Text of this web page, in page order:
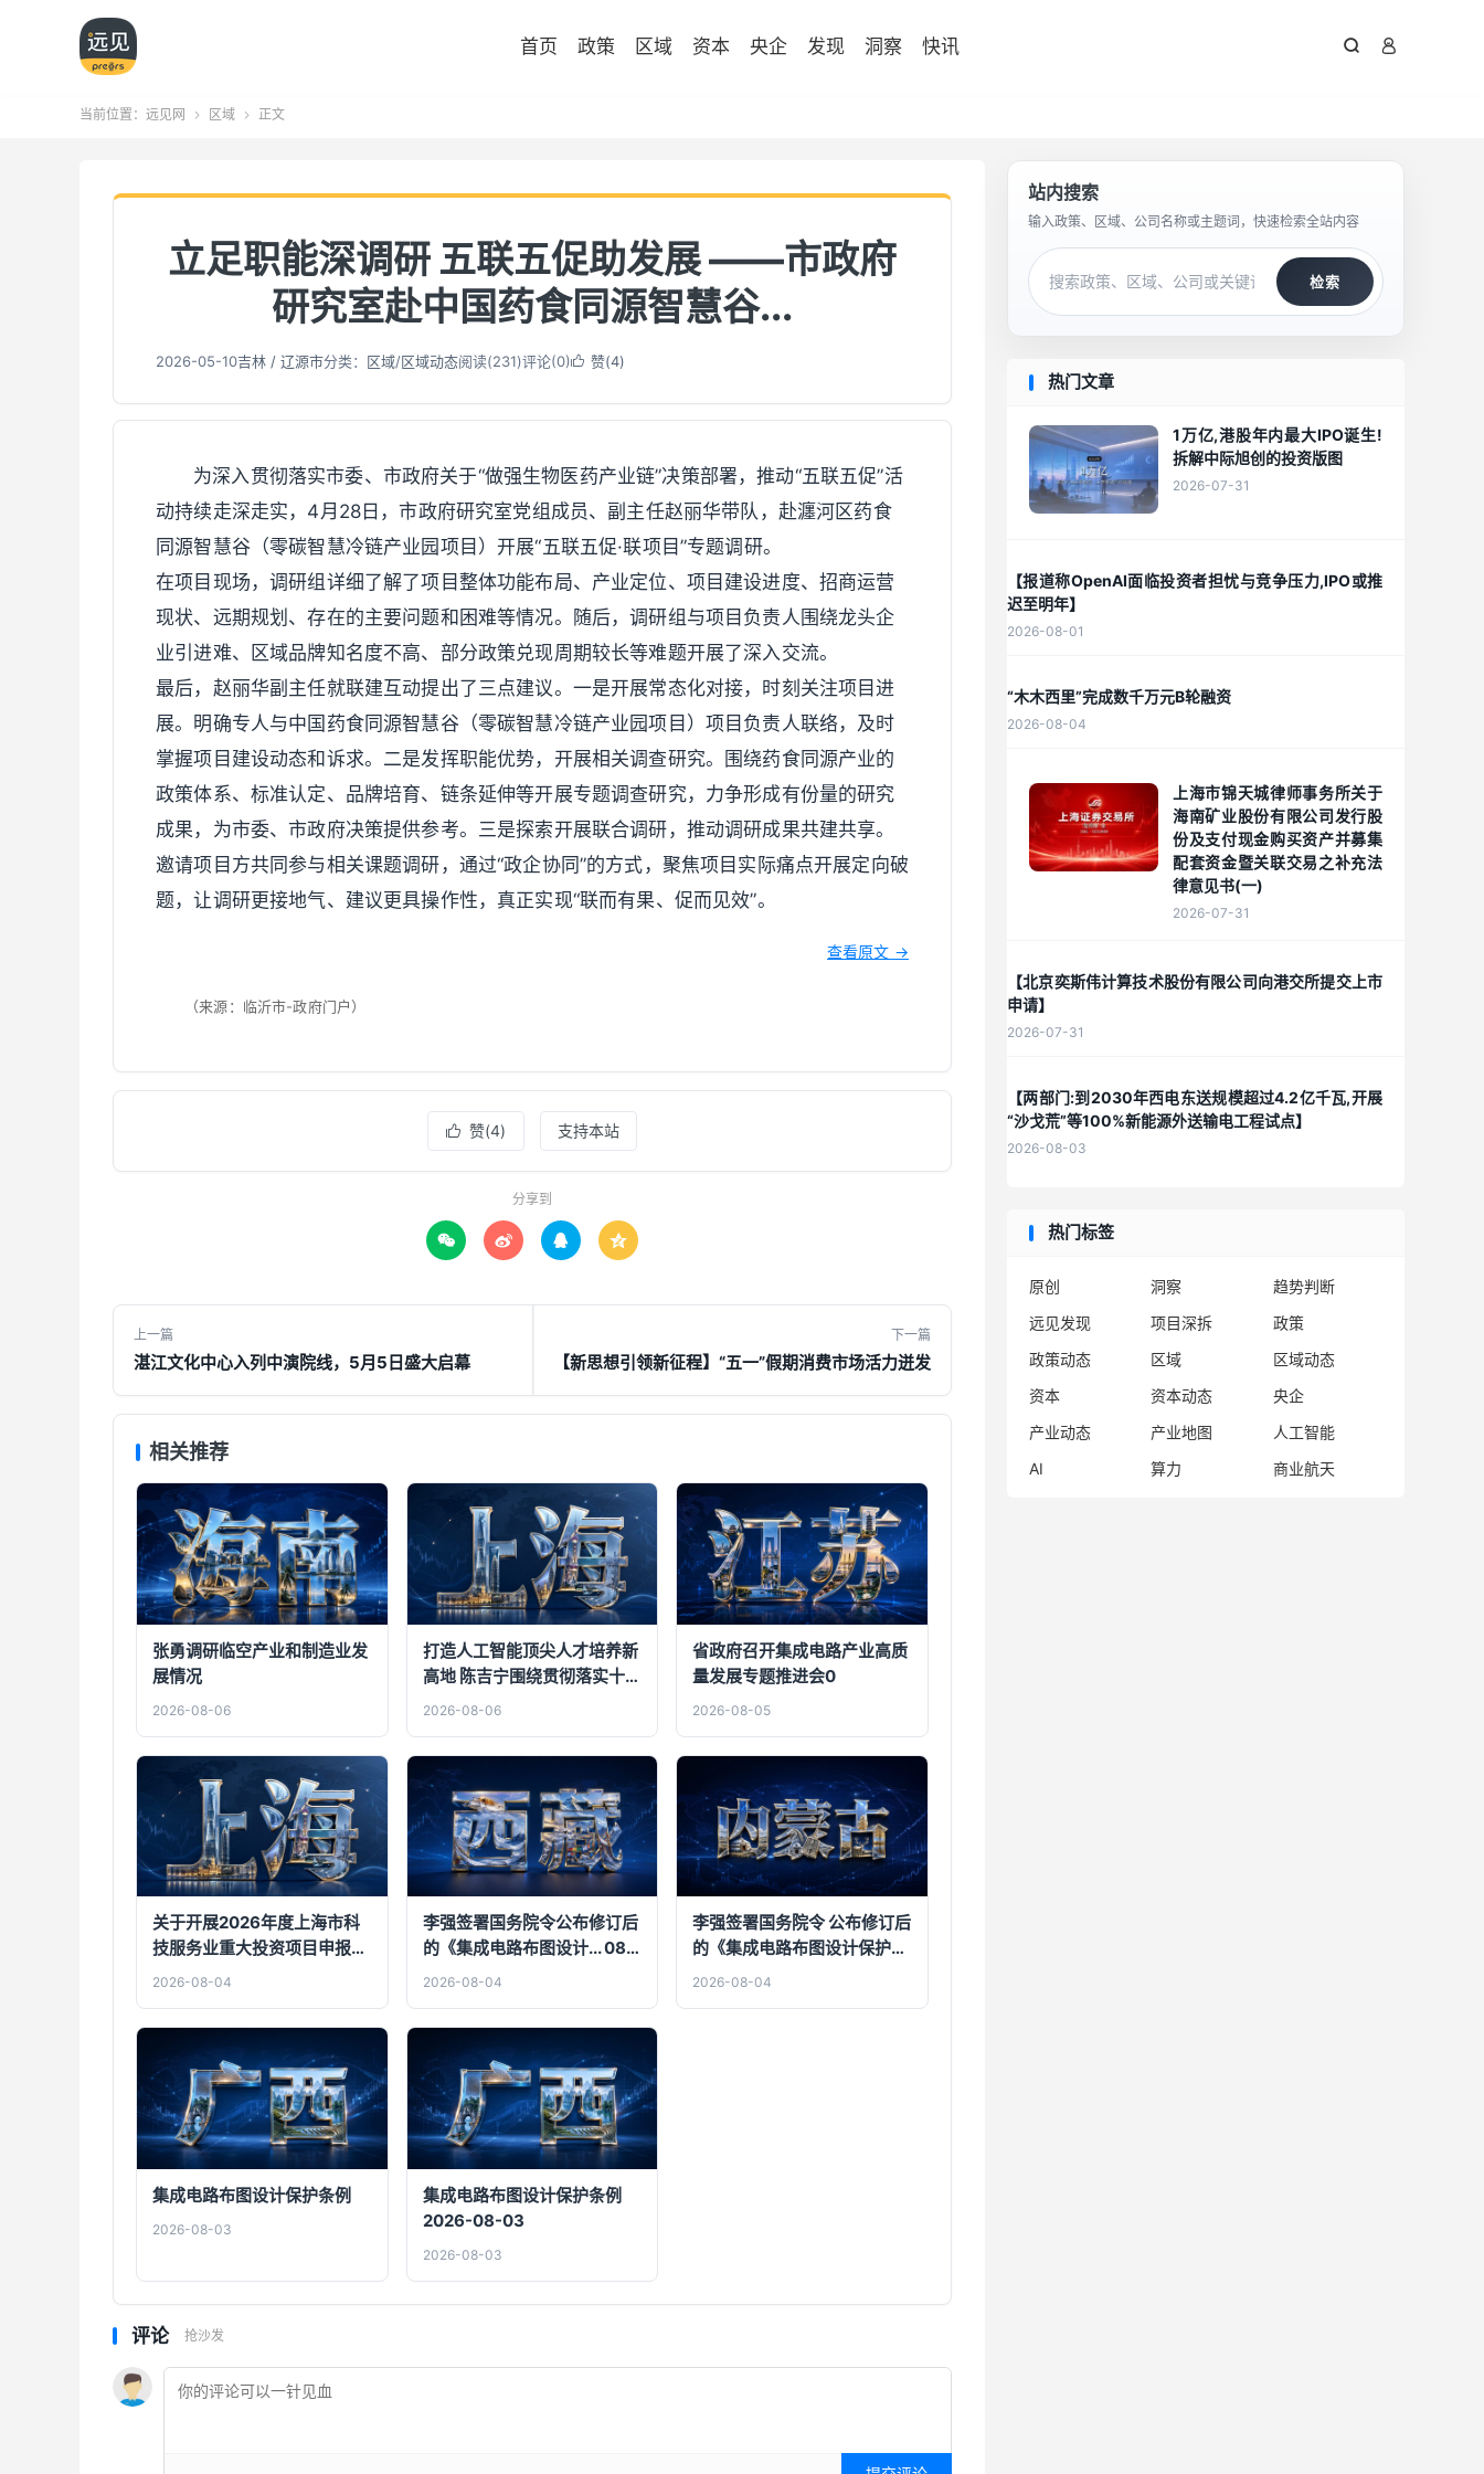
首页 政策 区域 资本 央企 发现 洞察 快讯  
当前位置： 远见网  区域  正文
立足职能深调研 五联五促助发展 ——市政府
研究室赴中国药食同源智慧谷...
2026-05-10吉林 / 辽源市分类： 区域/区域动态阅读(231)评论(0) 赞(4)
为深入贯彻落实市委、市政府关于“做强生物医药产业链”决策部署，推动“五联五促”活
动持续走深走实，4月28日，市政府研究室党组成员、副主任赵丽华带队，赴瀍河区药食
同源智慧谷（零碳智慧冷链产业园项目）开展“五联五促·联项目”专题调研。
在项目现场，调研组详细了解了项目整体功能布局、产业定位、项目建设进度、招商运营
现状、远期规划、存在的主要问题和困难等情况。随后，调研组与项目负责人围绕龙头企
业引进难、区域品牌知名度不高、部分政策兑现周期较长等难题开展了深入交流。
最后，赵丽华副主任就联建互动提出了三点建议。一是开展常态化对接，时刻关注项目进
展。明确专人与中国药食同源智慧谷（零碳智慧冷链产业园项目）项目负责人联络，及时
掌握项目建设动态和诉求。二是发挥职能优势，开展相关调查研究。围绕药食同源产业的
政策体系、标准认定、品牌培育、链条延伸等开展专题调查研究，力争形成有份量的研究
成果，为市委、市政府决策提供参考。三是探索开展联合调研，推动调研成果共建共享。
邀请项目方共同参与相关课题调研，通过“政企协同”的方式，聚焦项目实际痛点开展定向破
题，让调研更接地气、建议更具操作性，真正实现“联而有果、促而见效”。
查看原文 →
（来源：临沂市-政府门户）
 赞(4) 支持本站
分享到
   
上一篇
湛江文化中心入列中演院线，5月5日盛大启幕
下一篇
【新思想引领新征程】“五一”假期消费市场活力迸发
相关推荐
张勇调研临空产业和制造业发
展情况
2026-08-06
打造人工智能顶尖人才培养新
高地 陈吉宁围绕贯彻落实十二
届市委九次全会精神走访调研
2026-08-06
省政府召开集成电路产业高质
量发展专题推进会0
2026-08-05
关于开展2026年度上海市科
技服务业重大投资项目申报工
作的通知
2026-08-04
李强签署国务院令公布修订后
的《集成电路布图设计... 08-
04
2026-08-04
李强签署国务院令 公布修订后
的《集成电路布图设计保护条
例》
2026-08-04
集成电路布图设计保护条例
2026-08-03
集成电路布图设计保护条例
2026-08-03
2026-08-03
评论 抢沙发
站内搜索
输入政策、区域、公司名称或主题词，快速检索全站内容
检索
热门文章
1万亿,港股年内最大IPO诞生!
拆解中际旭创的投资版图
2026-07-31
【报道称OpenAI面临投资者担忧与竞争压力,IPO或推
迟至明年】
2026-08-01
“木木西里”完成数千万元B轮融资
2026-08-04
上海市锦天城律师事务所关于
海南矿业股份有限公司发行股
份及支付现金购买资产并募集
配套资金暨关联交易之补充法
律意见书(一)
2026-07-31
【北京奕斯伟计算技术股份有限公司向港交所提交上市
申请】
2026-07-31
【两部门:到2030年西电东送规模超过4.2亿千瓦,开展
“沙戈荒”等100%新能源外送输电工程试点】
2026-08-03
热门标签
原创 洞察
趋势判断
远见发现
项目深拆
政策
政策动态
区域
区域动态
资本
资本动态
央企
产业动态
产业地图
人工智能
AI
算力 商业航天